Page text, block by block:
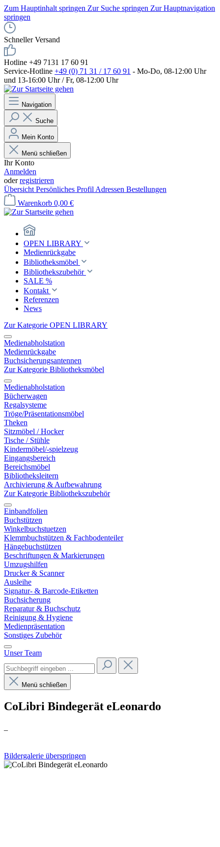
Zum Hauptinhalt springen Zur Suche springen Zur Hauptnavigation
springen
Schneller Versand
Hotline +49 7131 17 60 91
Service-Hotline +49 (0) 71 31 / 17 60 91 - Mo-Do, 08-12:00 Uhr
und 13-16:00 Uhr / Fr, 08-12:00 Uhr
Navigation
Suche
Mein Konto
Menü schließen
Ihr Konto
Anmelden
oderregistrieren
Übersicht Persönliches Profil Adressen Bestellungen
Warenkorb 0,00 €
OPEN LIBRARY
Medienrückgabe
Bibliotheksmöbel
Bibliothekszubehör
SALE %
Kontakt
Referenzen
News
Zur Kategorie OPEN LIBRARY
Medienabholstation
Medienrückgabe
Buchsicherungsantennen
Zur Kategorie Bibliotheksmöbel
Medienabholstation
Bücherwagen
Regalsysteme
Tröge/Präsentationsmöbel
Theken
Sitzmöbel / Hocker
Tische / Stühle
Kindermöbel/-spielzeug
Eingangsbereich
Bereichsmöbel
Bibliotheksleitern
Archivierung & Aufbewahrung
Zur Kategorie Bibliothekszubehör
Einbandfolien
Buchstützen
Winkelbuchstuetzen
Klemmbuchstützen & Fachbodenteiler
Hängebuchstützen
Beschriftungen & Markierungen
Umzugshilfen
Drucker & Scanner
Ausleihe
Signatur- & Barcode-Etiketten
Buchsicherung
Reparatur & Buchschutz
Reinigung & Hygiene
Medienpräsentation
Sonstiges Zubehör
Unser Team
Menü schließen
CoLibri Bindegerät eLeonardo
Bildergalerie überspringen